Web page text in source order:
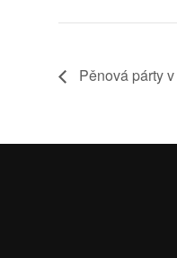
Pěnová párty